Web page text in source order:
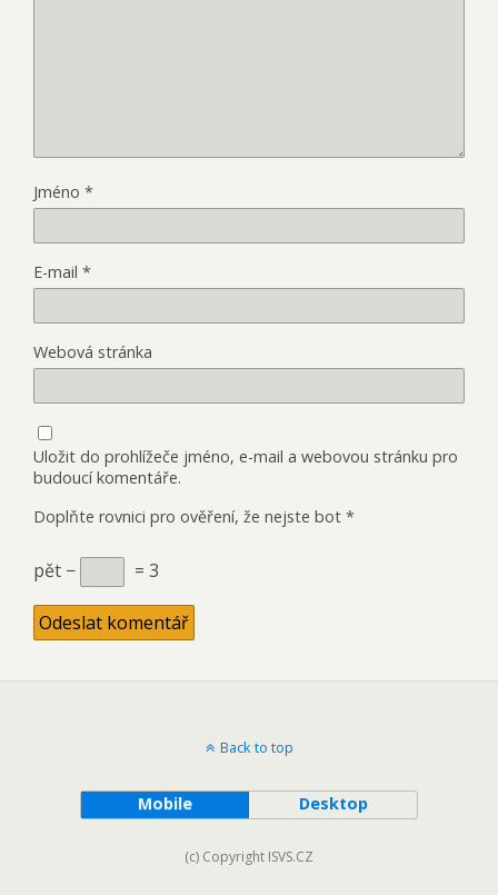
Jméno *
E-mail *
Webová stránka
Uložit do prohlížeče jméno, e-mail a webovou stránku pro
budoucí komentáře.
Doplňte rovnici pro ověření, že nejste bot *
pět − = 3
Back to top
Mobile Desktop
(c) Copyright ISVS.CZ